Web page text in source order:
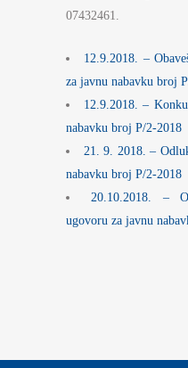
07432461.
12.9.2018. –
za javnu nabavku broj
12.9.2018. –
nabavku broj P/2-2018
21. 9. 2018. –
nabavku broj P/2-2018
20.10.2018. –
ugovoru za javnu